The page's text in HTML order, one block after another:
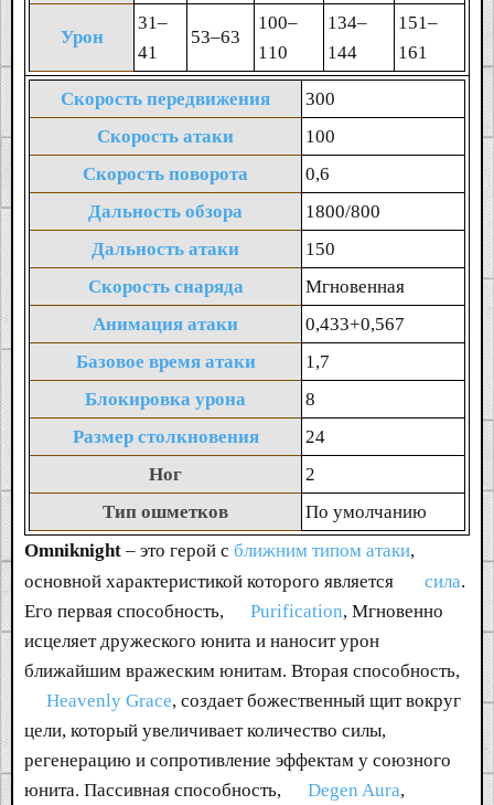
Урон
31‒
41
53‒63
100‒
110
134‒
144
151‒
161
Скорость передвижения
300
Скорость атаки
100
Скорость поворота
0,6
Дальность обзора
1800/800
Дальность атаки
150
Скорость снаряда
Мгновенная
Анимация атаки
0,433+0,567
Базовое время атаки
1,7
Блокировка урона
8
Размер столкновения
24
Ног
2
Тип ошметков
По умолчанию
Omniknight – это герой с ближним типом атаки,
основной характеристикой которого является
сила.
Его первая способность,
Purification, Мгновенно
исцеляет дружеского юнита и наносит урон
ближайшим вражеским юнитам. Вторая способность,
Heavenly Grace, создает божественный щит вокруг
цели, который увеличивает количество силы,
регенерацию и сопротивление эффектам у союзного
юнита. Пассивная способность,
Degen Aura,